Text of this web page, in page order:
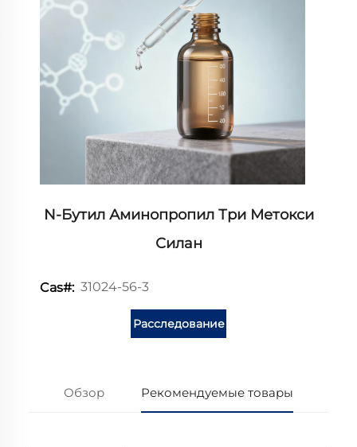
N-Бутил Аминопропил Три Метокси
Силан
Cas#: 31024-56-3
Расследование
Обзор Рекомендуемые товары